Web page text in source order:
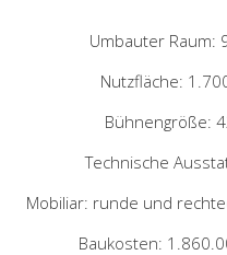
Umbauter Raum:
Nutzfläche:
Bühnengröße:
Technische
Mobiliar: runde und
Baukosten: